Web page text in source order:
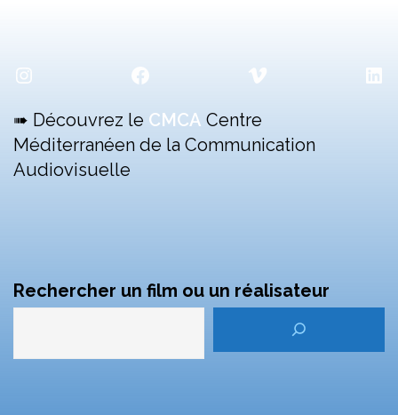
Instagram Facebook Vimeo
➠ Découvrez le CMCA Centre
Méditerranéen de la Communication
Audiovisuelle
Rechercher un film ou un réalisateur